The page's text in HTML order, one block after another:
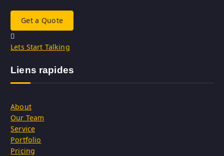
Get a Quote
Lets Start Talking
Liens rapides
About
Our Team
Service
Portfolio
Pricing